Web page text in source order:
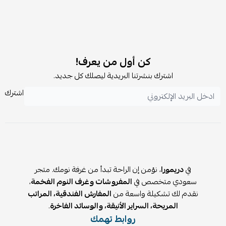
كن أول من يعرف!
اشترك بنشرتنا البريدية ليصلك كل جديد.
اشترك
فيدريمورا، نؤمن إن الراحة تبدأ من غرفة نومك. متجر
سعودي متخصص فيالمفروشات وغرف النوم الفخمة،
نقدم لك تشكيلة واسعة منالمفارش الفندقية، المراتب
المريحة، السراير الأنيقة، والوسائد الفاخرة.
روابط تهمك